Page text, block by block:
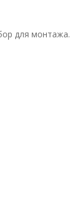
для монтажа.